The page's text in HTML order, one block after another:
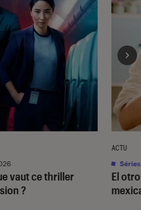
vaut ce thriller
?
El
ACTU
Séries